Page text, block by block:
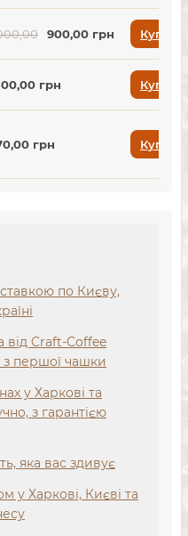
900,00 грн Купити
грн Купити
грн Купити
по Києву,
від Craft-Coffee
першої чашки
у Харкові та
з гарантією
яка вас здивує
у Харкові, Києві та